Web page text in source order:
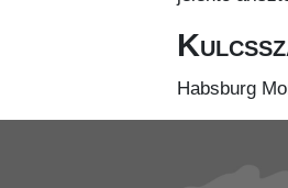
Habsburg